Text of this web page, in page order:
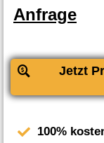
Anfrage
Jetzt
100%